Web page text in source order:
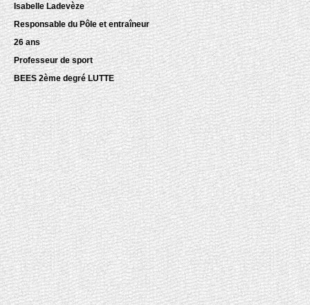
Isabelle Ladevèze
Responsable du Pôle et entraîneur
26 ans
Professeur de sport
BEES 2ème degré LUTTE